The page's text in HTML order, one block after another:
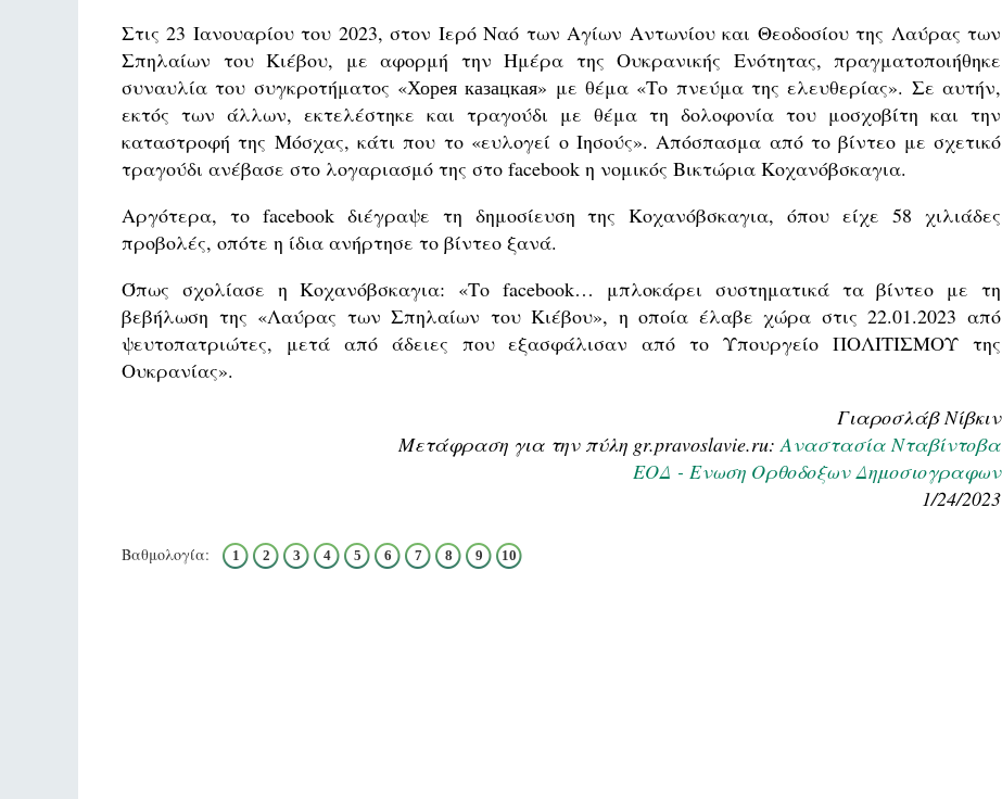
Στις 23 Ιανουαρίου του 2023, στον Ιερό Ναό των Αγίων Αντωνίου και Θεοδοσίου της Λαύρας των
Σπηλαίων του Κιέβου, με αφορμή την Ημέρα της Ουκρανικής Ενότητας, πραγματοποιήθηκε
συναυλία του συγκροτήματος «Хорея казацкая» με θέμα «Το πνεύμα της ελευθερίας». Σε αυτήν,
εκτός των άλλων, εκτελέστηκε και τραγούδι με θέμα τη δολοφονία του μοσχοβίτη και την
καταστροφή της Μόσχας, κάτι που το «ευλογεί ο Ιησούς». Απόσπασμα από το βίντεο με σχετικό
τραγούδι ανέβασε στο λογαριασμό της στο facebook η νομικός Βικτώρια Κοχανόβσκαγια.
Αργότερα, το facebook διέγραψε τη δημοσίευση της Κοχανόβσκαγια, όπου είχε 58 χιλιάδες
προβολές, οπότε η ίδια ανήρτησε το βίντεο ξανά.
Όπως σχολίασε η Κοχανόβσκαγια: «Το facebook… μπλοκάρει συστηματικά τα βίντεο με τη
βεβήλωση της «Λαύρας των Σπηλαίων του Κιέβου», η οποία έλαβε χώρα στις 22.01.2023 από
ψευτοπατριώτες, μετά από άδειες που εξασφάλισαν από το Υπουργείο ΠΟΛΙΤΙΣΜΟΥ της
Ουκρανίας».
Γιαροσλάβ Νίβκιν
Μετάφραση για την πύλη gr.pravoslavie.ru:Αναστασία Νταβίντοβα
ΕΟΔ - Ενωση Ορθοδοξων Δημοσιογραφων
1/24/2023
Βαθμολογία: 1 2 3 4 5 6 7 8 9 10